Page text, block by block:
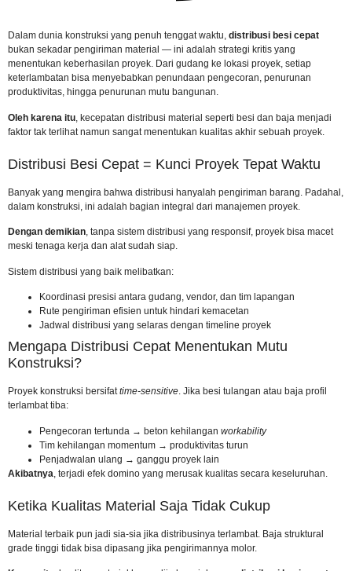
Dalam dunia konstruksi yang penuh tenggat waktu, distribusi besi cepat
bukan sekadar pengiriman material — ini adalah strategi kritis yang
menentukan keberhasilan proyek. Dari gudang ke lokasi proyek, setiap
keterlambatan bisa menyebabkan penundaan pengecoran, penurunan
produktivitas, hingga penurunan mutu bangunan.
Oleh karena itu , kecepatan distribusi material seperti besi dan baja menjadi
faktor tak terlihat namun sangat menentukan kualitas akhir sebuah proyek.
Distribusi Besi Cepat = Kunci Proyek Tepat Waktu
Banyak yang mengira bahwa distribusi hanyalah pengiriman barang. Padahal,
dalam konstruksi, ini adalah bagian integral dari manajemen proyek.
Dengan demikian, tanpa sistem distribusi yang responsif, proyek bisa macet
meski tenaga kerja dan alat sudah siap.
Sistem distribusi yang baik melibatkan:
Koordinasi presisi antara gudang, vendor, dan tim lapangan
Rute pengiriman efisien untuk hindari kemacetan
Jadwal distribusi yang selaras dengan timeline proyek
Mengapa Distribusi Cepat Menentukan Mutu
Konstruksi?
Proyek konstruksi bersifattime-sensitive. Jika besi tulangan atau baja profil
terlambat tiba:
Pengecoran tertunda → beton kehilangan workability
Tim kehilangan momentum → produktivitas turun
Penjadwalan ulang → ganggu proyek lain
Akibatnya , terjadi efek domino yang merusak kualitas secara keseluruhan.
Ketika Kualitas Material Saja Tidak Cukup
Material terbaik pun jadi sia-sia jika distribusinya terlambat. Baja struktural
grade tinggi tidak bisa dipasang jika pengirimannya molor.